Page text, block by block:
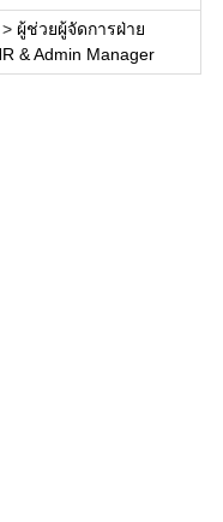
> ผู้ช่วยผู้จัดการฝ่าย
& Admin Manager